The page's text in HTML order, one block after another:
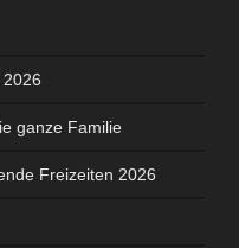
ganze Familie
Freizeiten 2026